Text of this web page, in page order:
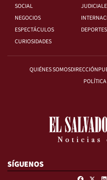
SOCIAL
NEGOCIOS
ESPECTÁCULOS
DEPORTES
CURIOSIDADES
QUIÉNES SOMOSDIRECCIÓN
SÍGUENOS
Facebook